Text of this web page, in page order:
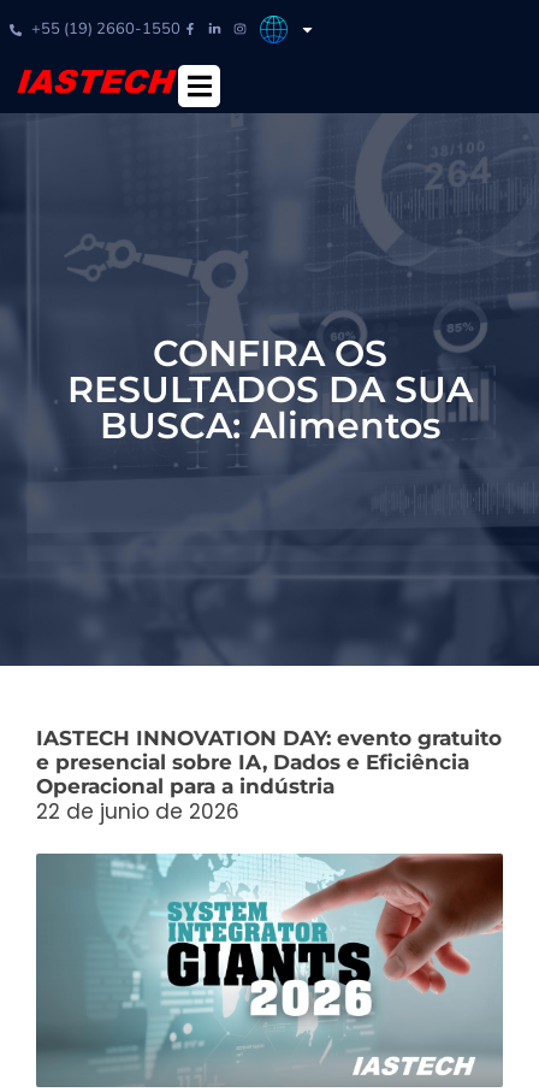
+55 (19) 2660-1550
CONFIRA OS
RESULTADOS DA SUA
BUSCA: Alimentos
IASTECH INNOVATION DAY: evento gratuito
e presencial sobre IA, Dados e Eficiência
Operacional para a indústria
22 de junio de 2026